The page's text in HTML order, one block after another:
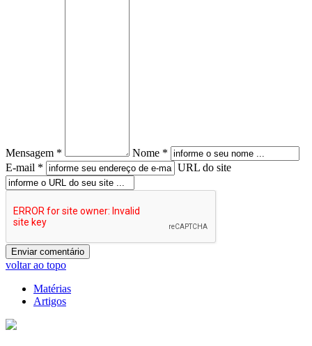
Mensagem *
Nome *
E-mail *
URL do site
voltar ao topo
Matérias
Artigos